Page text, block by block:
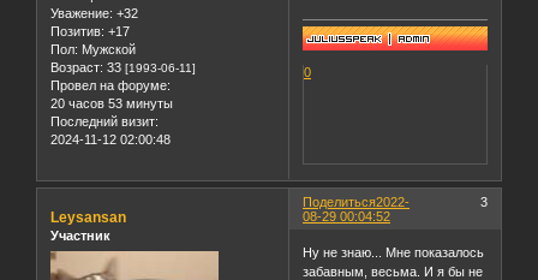
Уважение: +32
Позитив: +17
Пол: Мужской
Возраст: 33 [1993-06-11]
Провел на форуме:
20 часов 53 минуты
Последний визит:
2024-11-12 02:00:48
0
Поделиться 3
2022-
08-29 00:04:52
Leysansan
Участник
Ну не знаю... Мне показалось
забавным, весьма. И я бы не